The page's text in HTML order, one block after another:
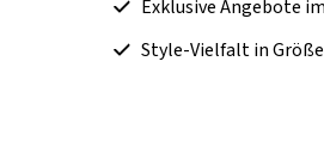
Exklusive Angebote
Style-Vielfalt in